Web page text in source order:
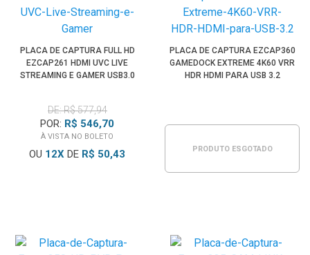
PLACA DE CAPTURA FULL HD
EZCAP261 HDMI UVC LIVE
STREAMING E GAMER USB3.0
DE: R$ 577,94
POR: R$ 546,70
À VISTA NO BOLETO
OU 12X DE R$ 50,43
PLACA DE CAPTURA EZCAP360
GAMEDOCK EXTREME 4K60 VRR
HDR HDMI PARA USB 3.2
PRODUTO ESGOTADO